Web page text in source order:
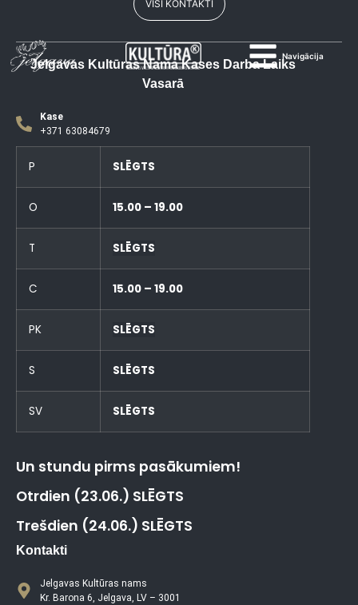
Navigācija
VISI KONTAKTI
Jelgavas Kultūras Nama Kases Darba Laiks
Vasarā
Kase
+371 63084679
P SLĒGTS
O 15.00 – 19.00
T SLĒGTS
C 15.00 – 19.00
PK SLĒGTS
S SLĒGTS
SV SLĒGTS
Un stundu pirms pasākumiem!
Otrdien (23.06.) SLĒGTS
Trešdien (24.06.) SLĒGTS
Kontakti
Jelgavas Kultūras nams
Kr. Barona 6, Jelgava, LV – 3001